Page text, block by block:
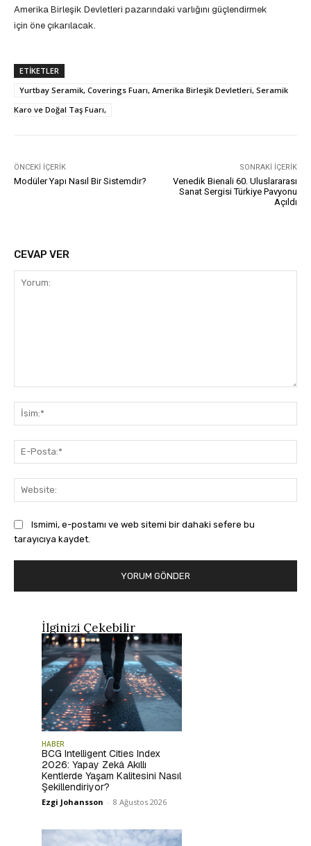
Amerika Birleşik Devletleri pazarındaki varlığını güçlendirmek
için öne çıkarılacak.
ETIKETLER
Yurtbay Seramik, Coverings Fuarı, Amerika Birleşik Devletleri, Seramik
Karo ve Doğal Taş Fuarı,
ÖNCEKI İÇERIK
Modüler Yapı Nasıl Bir Sistemdir?
SONRAKI İÇERIK
Venedik Bienali 60. Uluslararası
Sanat Sergisi Türkiye Pavyonu
Açıldı
CEVAP VER
Ismimi, e-postamı ve web sitemi bir dahaki sefere bu
tarayıcıya kaydet.
İlginizi Çekebilir
HABER
BCG Intelligent Cities Index
2026: Yapay Zekâ Akıllı
Kentlerde Yaşam Kalitesini Nasıl
Şekillendiriyor?
Ezgi Johansson - 8 Ağustos 2026